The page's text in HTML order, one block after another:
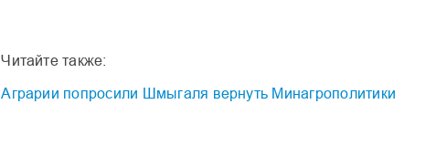
Читайте также:
Аграрии попросили Шмыгаля вернуть Минагрополитики